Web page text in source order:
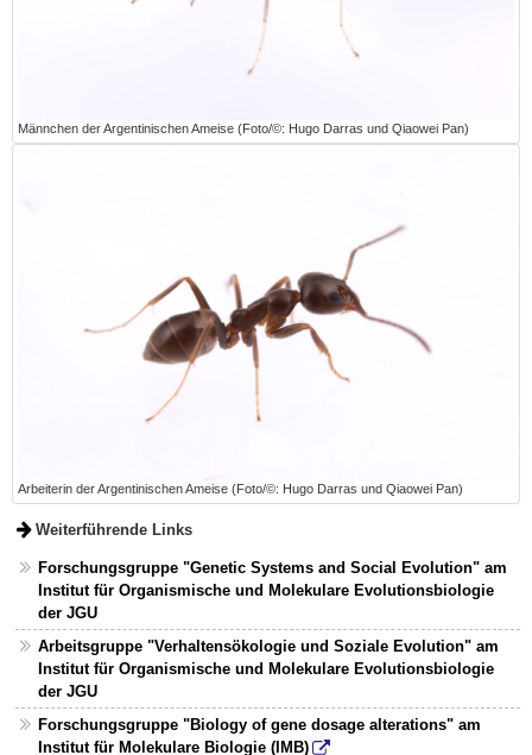
Männchen der Argentinischen Ameise (Foto/©: Hugo Darras und Qiaowei Pan)
Arbeiterin der Argentinischen Ameise (Foto/©: Hugo Darras und Qiaowei Pan)
Weiterführende Links
Forschungsgruppe "Genetic Systems and Social Evolution" am
Institut für Organismische und Molekulare Evolutionsbiologie
der JGU
Arbeitsgruppe "Verhaltensökologie und Soziale Evolution" am
Institut für Organismische und Molekulare Evolutionsbiologie
der JGU
Forschungsgruppe "Biology of gene dosage alterations" am
Institut für Molekulare Biologie (IMB)